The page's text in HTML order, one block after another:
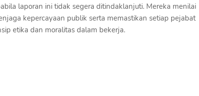
laporan ini tidak segera ditindaklanjuti. Mereka menilai
kepercayaan publik serta memastikan setiap pejabat
etika dan moralitas dalam bekerja.